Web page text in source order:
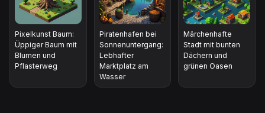
Pixelkunst Baum:
Üppiger Baum mit
Blumen und
Pflasterweg
Piratenhafen bei
Sonnenuntergang:
Lebhafter
Marktplatz am
Wasser
Märchenhafte
Stadt mit bunten
Dächern und
grünen Oasen